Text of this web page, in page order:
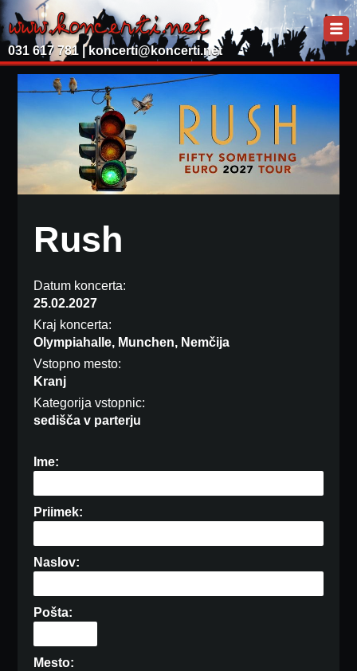
031 617 781 | koncerti@koncerti.net
Rush
Datum koncerta:
25.02.2027
Kraj koncerta:
Olympiahalle, Munchen, Nemčija
Vstopno mesto:
Kranj
Kategorija vstopnic:
sedišča v parterju
Ime:
Priimek:
Naslov:
Pošta:
Mesto: